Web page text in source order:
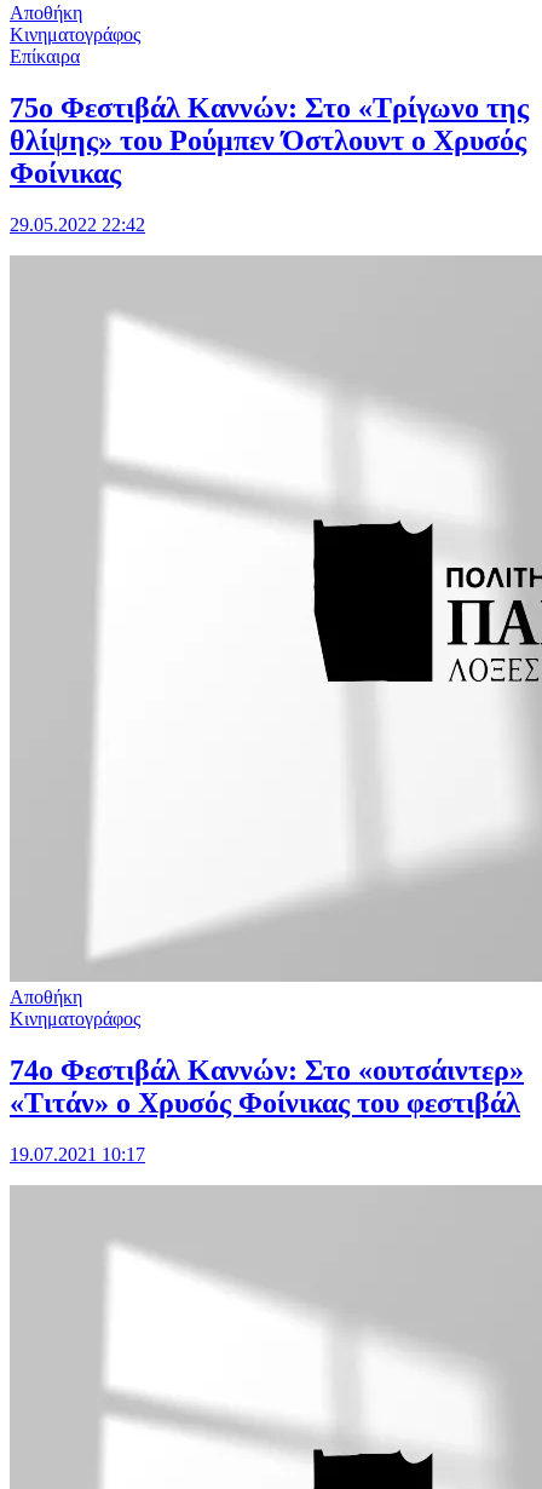
Αποθήκη
Κινηματογράφος
Επίκαιρα
75ο Φεστιβάλ Καννών: Στο «Τρίγωνο της
θλίψης» του Ρούμπεν Όστλουντ ο Χρυσός
Φοίνικας
29.05.2022 22:42
Αποθήκη
Κινηματογράφος
74ο Φεστιβάλ Καννών: Στο «ουτσάιντερ»
«Τιτάν» ο Χρυσός Φοίνικας του φεστιβάλ
19.07.2021 10:17